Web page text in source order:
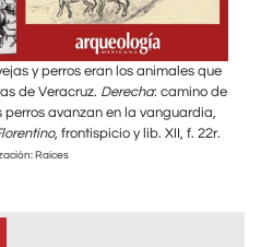
y perros eran los animales que
de Veracruz. Derecha: camino de
avanzan en la vanguardia,
, frontispicio y lib. XII, f. 22r.
Raíces